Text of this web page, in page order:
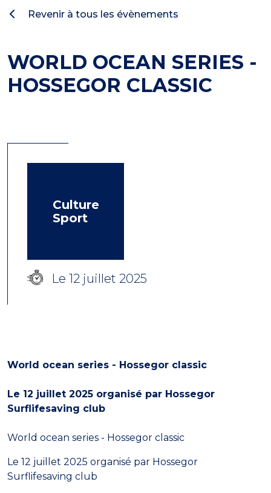
Revenir à tous les évènements
WORLD OCEAN SERIES -
HOSSEGOR CLASSIC
Culture
Sport
Le 12 juillet 2025
World ocean series - Hossegor classic
Le 12 juillet 2025 organisé par Hossegor
Surflifesaving club
World ocean series - Hossegor classic
Le 12 juillet 2025 organisé par Hossegor
Surflifesaving club